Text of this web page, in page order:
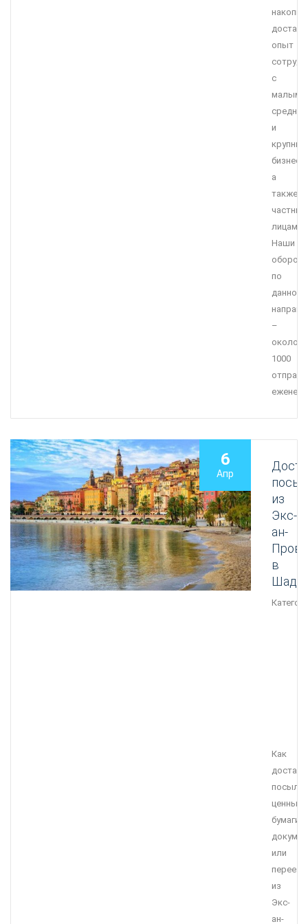
опыт
с
малым,
средним
и
крупным
а
также
лицами.
Наши
по
данному
–
около
1000
6
Апр
из
Экс-
ан-
в
Как
ценные
бумаги,
или
переезд
из
Экс-
ан-